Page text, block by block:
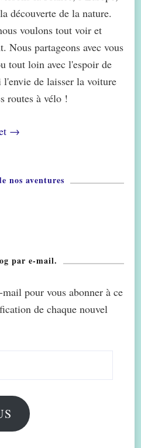
découverte de la nature.
voulons tout voir et
Nous partageons avec vous
tout loin avec l'espoir de
l'envie de laisser la voiture
routes à vélo !
→
nos aventures
par e-mail.
mail pour vous abonner à ce
de chaque nouvel